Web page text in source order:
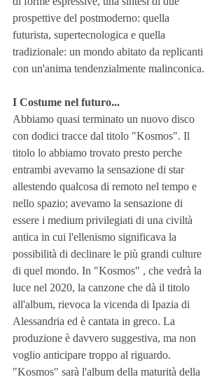
prospettive del postmoderno: quella
futurista, supertecnologica e quella
tradizionale: un mondo abitato da replicanti
con un'anima tendenzialmente malinconica.
I Costume nel futuro...
Abbiamo quasi terminato un nuovo disco
con dodici tracce dal titolo "Kosmos". Il
titolo lo abbiamo trovato presto perche
entrambi avevamo la sensazione di star
allestendo qualcosa di remoto nel tempo e
nello spazio; avevamo la sensazione di
essere i medium privilegiati di una civiltà
antica in cui l'ellenismo significava la
possibilità di declinare le più grandi culture
di quel mondo. In "Kosmos" , che vedrà la
luce nel 2020, la canzone che dà il titolo
all'album, rievoca la vicenda di Ipazia di
Alessandria ed è cantata in greco. La
produzione è davvero suggestiva, ma non
voglio anticipare troppo al riguardo.
"Kosmos" sarà l'album della maturità della